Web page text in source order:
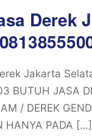
Derek
Jakarta
BUTUH JASA
/ DEREK
HANYA PADA […]